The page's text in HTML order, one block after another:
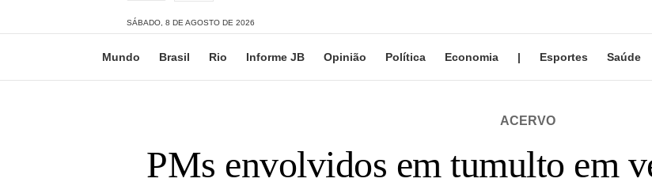
SÁBADO, 8 DE AGOSTO DE 2026
Mundo Brasil Rio Informe JB Opinião Política Economia | Esportes Saúde
ACERVO
PMs envolvidos em tumulto em